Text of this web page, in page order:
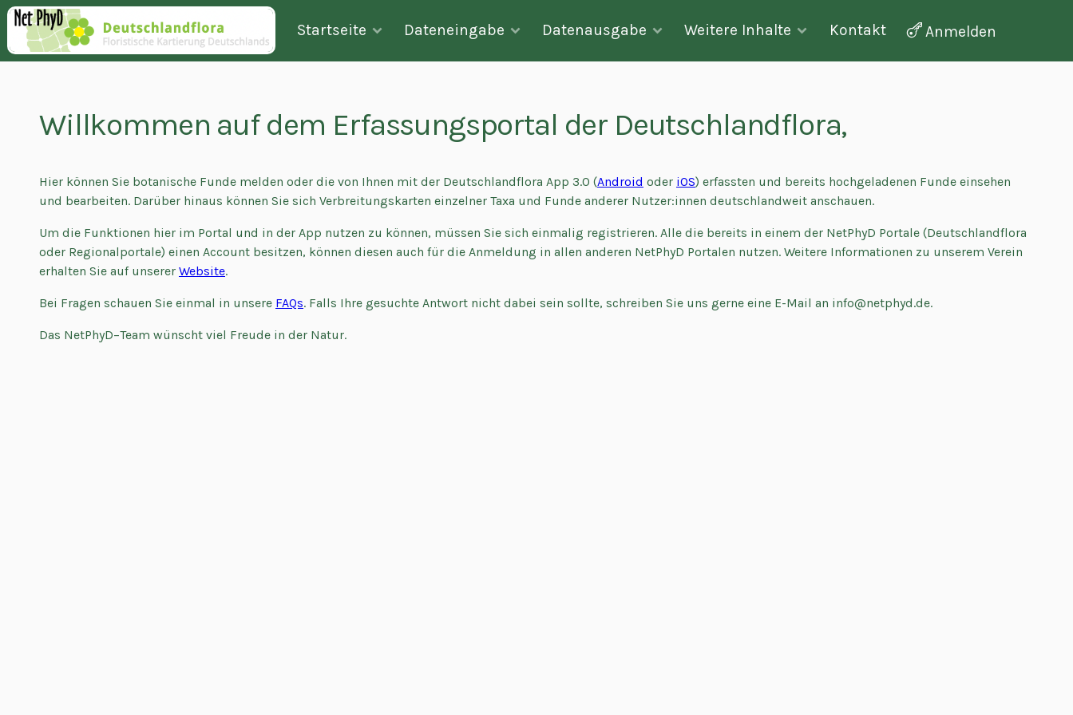
Startseite Dateneingabe Datenausgabe Weitere Inhalte Kontakt  Anmelden
Willkommen auf dem Erfassungsportal der Deutschlandflora,
Hier können Sie botanische Funde melden oder die von Ihnen mit der Deutschlandflora App 3.0 (Android oder iOS) erfassten und bereits hochgeladenen Funde einsehen
und bearbeiten. Darüber hinaus können Sie sich Verbreitungskarten einzelner Taxa und Funde anderer Nutzer:innen deutschlandweit anschauen.
Um die Funktionen hier im Portal und in der App nutzen zu können, müssen Sie sich einmalig registrieren. Alle die bereits in einem der NetPhyD Portale (Deutschlandflora
oder Regionalportale) einen Account besitzen, können diesen auch für die Anmeldung in allen anderen NetPhyD Portalen nutzen. Weitere Informationen zu unserem Verein
erhalten Sie auf unserer Website.
Bei Fragen schauen Sie einmal in unsere FAQs. Falls Ihre gesuchte Antwort nicht dabei sein sollte, schreiben Sie uns gerne eine E-Mail an info@netphyd.de.
Das NetPhyD–Team wünscht viel Freude in der Natur.